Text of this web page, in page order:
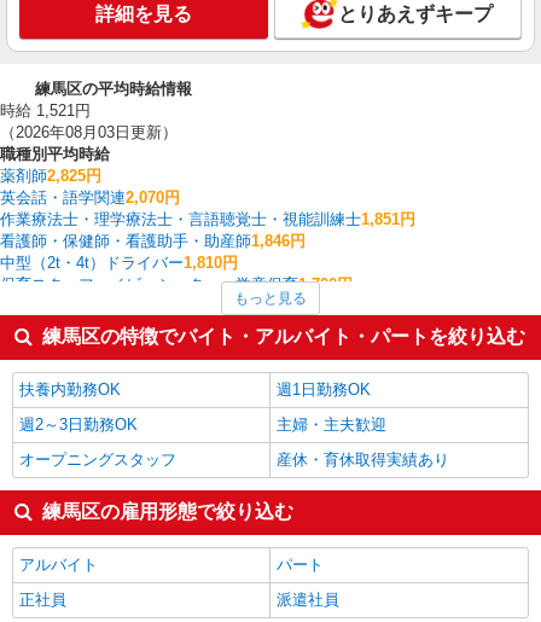
詳細を見る とりあえずキープ
練馬区の平均時給情報
時給 1,521円
（2026年08月03日更新）
職種別平均時給
薬剤師2,825円
英会話・語学関連2,070円
作業療法士・理学療法士・言語聴覚士・視能訓練士1,851円
看護師・保健師・看護助手・助産師1,846円
中型（2t・4t）ドライバー1,810円
保育スタッフ・ベビーシッター・学童保育1,700円
ケアマネジャー1,665円
大型ドライバー 1,650円
塾講師・家庭教師1,644円
練馬区の他の職種の平均時給を見る
もっと見る
練馬区の特徴でバイト・アルバイト・パートを絞り込む
扶養内勤務OK
週1日勤務OK
週2～3日勤務OK
主婦・主夫歓迎
オープニングスタッフ
産休・育休取得実績あり
練馬区の雇用形態で絞り込む
アルバイト
パート
正社員
派遣社員